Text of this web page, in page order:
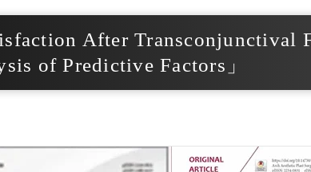
After Transconjunctival
of Predictive Factors」